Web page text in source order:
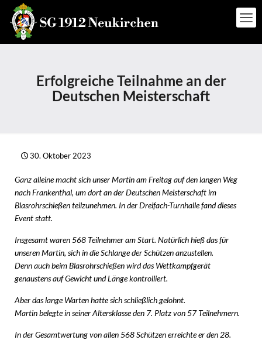
Erfolgreiche Teilnahme an der
Deutschen Meisterschaft
30. Oktober 2023
Ganz alleine macht sich unser Martin am Freitag auf den langen Weg
nach Frankenthal, um dort an der Deutschen Meisterschaft im
Blasrohrschießen teilzunehmen. In der Dreifach-Turnhalle fand dieses
Event statt.
Insgesamt waren 568 Teilnehmer am Start. Natürlich hieß das für
unseren Martin, sich in die Schlange der Schützen anzustellen.
Denn auch beim Blasrohrschießen wird das Wettkampfgerät
genaustens auf Gewicht und Länge kontrolliert.
Aber das lange Warten hatte sich schließlich gelohnt.
Martin belegte in seiner Altersklasse den 7. Platz von 57 Teilnehmern.
In der Gesamtwertung von allen 568 Schützen erreichte er den 28.